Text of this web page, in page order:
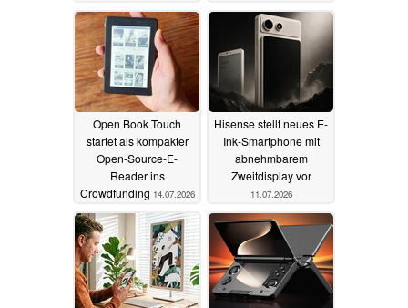
15.07.2026
Open Book Touch
startet als kompakter
Open-Source-E-
Reader ins
Crowdfunding 14.07.2026
Hisense stellt neues E-
Ink-Smartphone mit
abnehmbarem
Zweitdisplay vor
11.07.2026